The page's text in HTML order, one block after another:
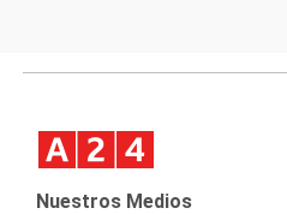
Nuestros Medios